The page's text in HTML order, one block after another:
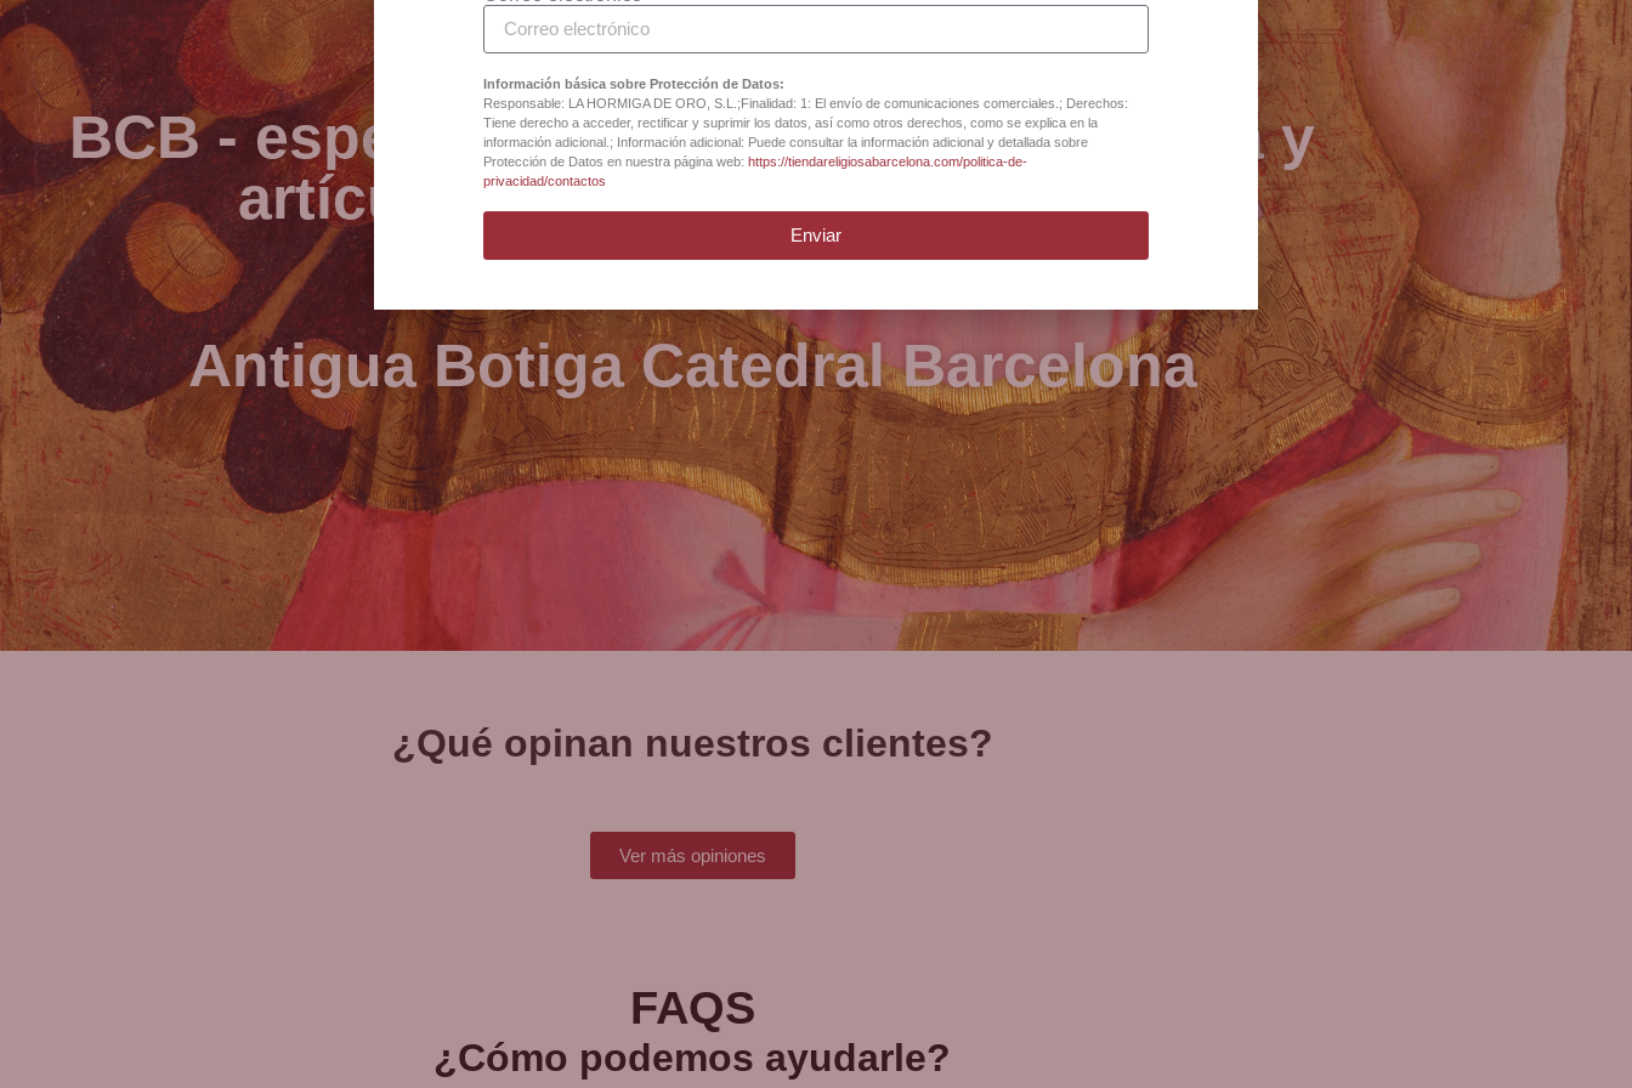
BCB - especialistas en arte sacro, joyería y
artículos religiosos desde 1880
Antigua Botiga Catedral Barcelona
¿Qué opinan nuestros clientes?
Ver más opiniones
FAQS
¿Cómo podemos ayudarle?
Información básica sobre Protección de Datos:
Responsable: LA HORMIGA DE ORO, S.L.;Finalidad: 1: El envío de comunicaciones comerciales.; Derechos:
Tiene derecho a acceder, rectificar y suprimir los datos, así como otros derechos, como se explica en la
información adicional.; Información adicional: Puede consultar la información adicional y detallada sobre
Protección de Datos en nuestra página web: https://tiendareligiosabarcelona.com/politica-de-
privacidad/contactos
Enviar